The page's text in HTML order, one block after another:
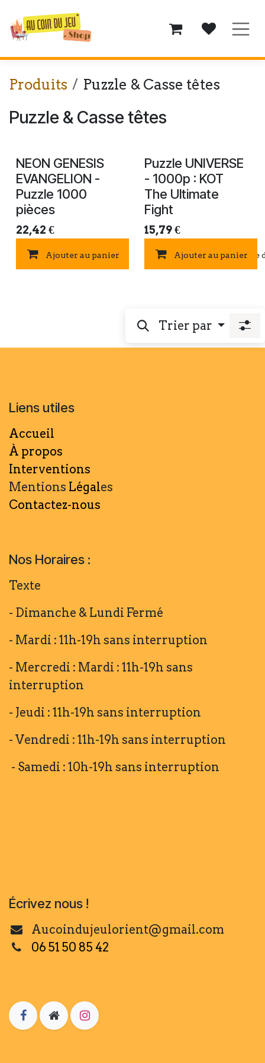
Produits Puzzle & Casse têtes
Puzzle & Casse têtes
NEON GENESIS
EVANGELION -
Puzzle 1000
pièces
22,42 €
Ajouter au panier Ajouter à la liste
Puzzle UNIVERSE
- 1000p : KOT
The Ultimate
Fight
15,79€
Ajouter au panier
Trier par
Liens utiles
Accueil
À propos
Interventions
Mentions Légales
Contactez-nous
Nos Horaires :
Texte
- Dimanche & Lundi Fermé
- Mardi : 11h-19h sans interruption
- Mercredi : Mardi : 11h-19h sans
interruption
- Jeudi : 11h-19h sans interruption
- Vendredi : 11h-19h sans interruption
- Samedi : 10h-19h sans interruption
Écrivez nous !
Aucoindujeulorient@gmail.com
06 51 50 85 42​